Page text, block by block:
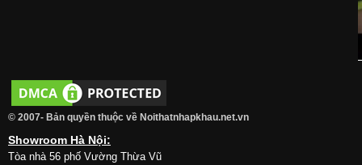
© 2007- Bản quyền thuộc về Noithatnhapkhau.net.vn
Showroom Hà Nội:
Tòa nhà 56 phố Vường Thừa Vũ